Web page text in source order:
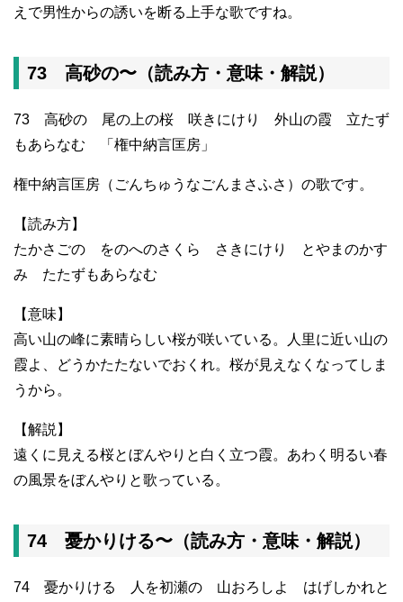
えで男性からの誘いを断る上手な歌ですね。
73 高砂の〜（読み方・意味・解説）
73 高砂の 尾の上の桜 咲きにけり 外山の霞 立たず
もあらなむ 「権中納言匡房」
権中納言匡房（ごんちゅうなごんまさふさ）の歌です。
【読み方】
たかさごの をのへのさくら さきにけり とやまのかす
み たたずもあらなむ
【意味】
高い山の峰に素晴らしい桜が咲いている。人里に近い山の
霞よ、どうかたたないでおくれ。桜が見えなくなってしま
うから。
【解説】
遠くに見える桜とぼんやりと白く立つ霞。あわく明るい春
の風景をぼんやりと歌っている。
74 憂かりける〜（読み方・意味・解説）
74 憂かりける 人を初瀬の 山おろしよ はげしかれと